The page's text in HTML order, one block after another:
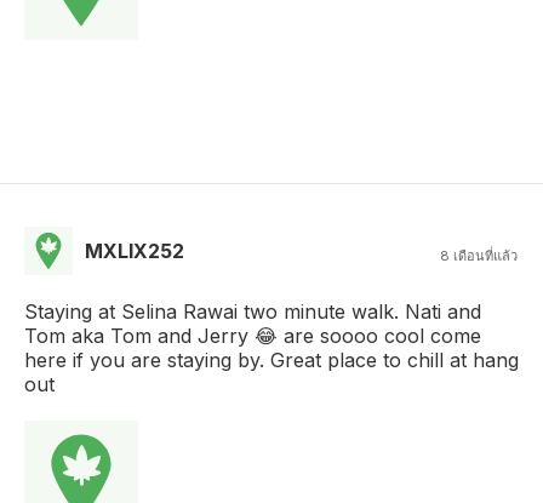
MXLIX252 8 เดือนที่แล้ว
Staying at Selina Rawai two minute walk. Nati and
Tom aka Tom and Jerry 😂 are soooo cool come
here if you are staying by. Great place to chill at hang
out